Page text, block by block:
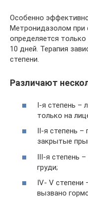
Особенно
Метронидазолом при
определяется
10 дней. Терапия
степени.
Различают
I-я степень –
только на
II-я степень
закрытые
III-я степень –
груди;
IV- V
вызвано